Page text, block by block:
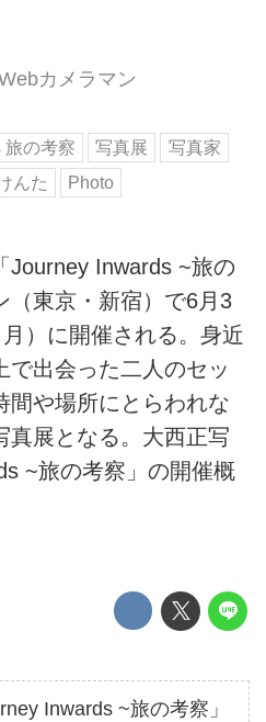
カメラマン
旅の考察 写真展
写真家
んた Photo
Journey Inwards ~旅の
（東京・新宿）で6月3
）に開催される。身近
で出会った二人のセッ
間や場所にとらわれな
真展となる。大西正写
~旅の考察」の開催概
Inwards ~旅の考察」